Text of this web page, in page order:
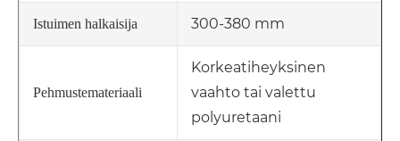
Istuimen halkaisija 300-380 mm
Pehmustemateriaali
Korkeatiheyksinen
vaahto tai valettu
polyuretaani